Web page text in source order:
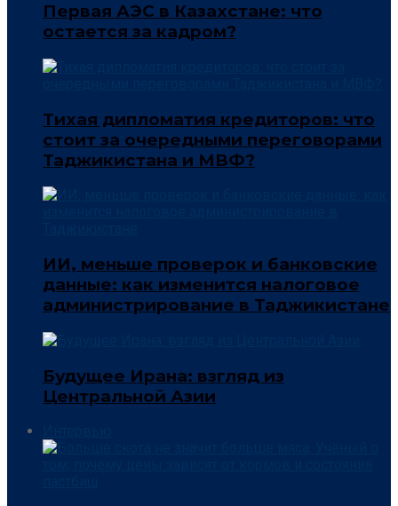
Первая АЭС в Казахстане: что
остается за кадром?
Тихая дипломатия кредиторов: что
стоит за очередными переговорами
Таджикистана и МВФ?
ИИ, меньше проверок и банковские
данные: как изменится налоговое
администрирование в Таджикистане
Будущее Ирана: взгляд из
Центральной Азии